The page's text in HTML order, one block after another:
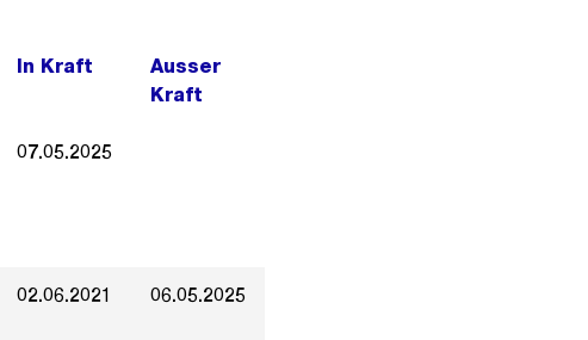
In Kraft
Ausser
Kraft
07.05.2025
02.06.2021 06.05.2025